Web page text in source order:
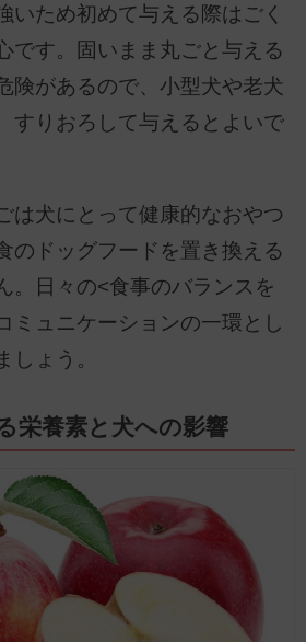
いため初めて与える際はごく
です。固いまま丸ごと与える
険があるので、小型犬や老犬
すりおろして与えるとよいで
は犬にとって健康的なおやつ
のドッグフードを置き換える
。日々の<食事のバランスを
ミュニケーションの一環とし
しょう。
栄養素と犬への影響